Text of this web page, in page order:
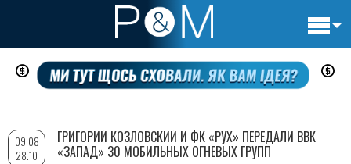
Перейти
содержанию
09:08
28.10
ГРИГОРИЙ КОЗЛОВСКИЙ И ФК «РУХ» ПЕРЕДАЛИ ВВК
«ЗАПАД» 30 МОБИЛЬНЫХ ОГНЕВЫХ ГРУПП